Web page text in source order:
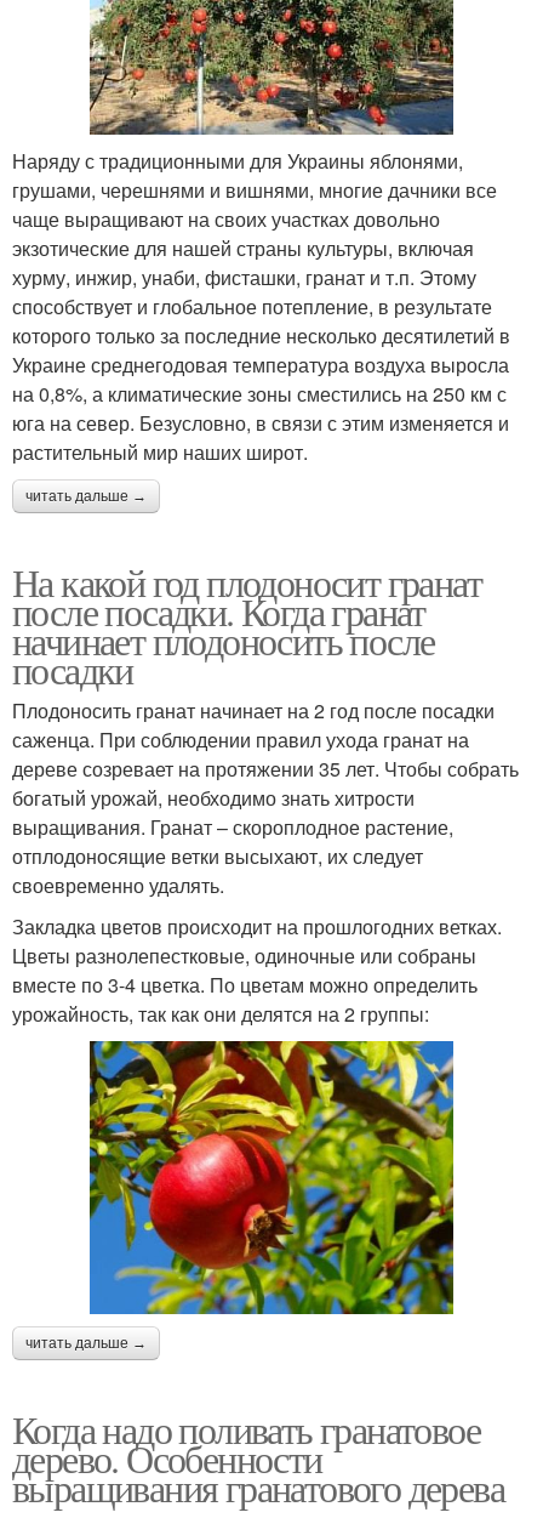
Наряду с традиционными для Украины яблонями,
грушами, черешнями и вишнями, многие дачники все
чаще выращивают на своих участках довольно
экзотические для нашей страны культуры, включая
хурму, инжир, унаби, фисташки, гранат и т.п. Этому
способствует и глобальное потепление, в результате
которого только за последние несколько десятилетий в
Украине среднегодовая температура воздуха выросла
на 0,8%, а климатические зоны сместились на 250 км с
юга на север. Безусловно, в связи с этим изменяется и
растительный мир наших широт.
читать дальше →
На какой год плодоносит гранат
после посадки. Когда гранат
начинает плодоносить после
посадки
Плодоносить гранат начинает на 2 год после посадки
саженца. При соблюдении правил ухода гранат на
дереве созревает на протяжении 35 лет. Чтобы собрать
богатый урожай, необходимо знать хитрости
выращивания. Гранат – скороплодное растение,
отплодоносящие ветки высыхают, их следует
своевременно удалять.
Закладка цветов происходит на прошлогодних ветках.
Цветы разнолепестковые, одиночные или собраны
вместе по 3-4 цветка. По цветам можно определить
урожайность, так как они делятся на 2 группы:
читать дальше →
Когда надо поливать гранатовое
дерево. Особенности
выращивания гранатового дерева